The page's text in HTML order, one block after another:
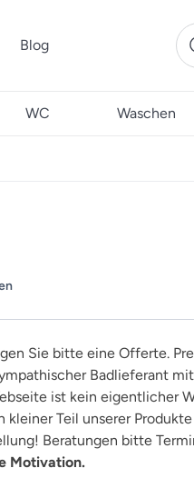
Blog
WC Waschen
Sie bitte eine Offerte.
Badlieferant
ist kein eigentlicher
kleiner Teil unserer
Beratungen bitte
Motivation.